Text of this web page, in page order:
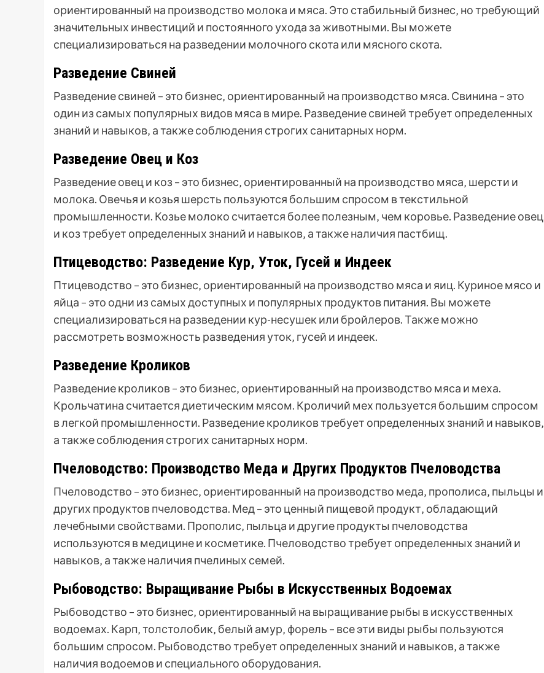
ориентированный на производство молока и мяса. Это стабильный бизнес‚ но требующий
значительных инвестиций и постоянного ухода за животными. Вы можете
специализироваться на разведении молочного скота или мясного скота.
Разведение Свиней
Разведение свиней – это бизнес‚ ориентированный на производство мяса. Свинина – это
один из самых популярных видов мяса в мире. Разведение свиней требует определенных
знаний и навыков‚ а также соблюдения строгих санитарных норм.
Разведение Овец и Коз
Разведение овец и коз – это бизнес‚ ориентированный на производство мяса‚ шерсти и
молока. Овечья и козья шерсть пользуются большим спросом в текстильной
промышленности. Козье молоко считается более полезным‚ чем коровье. Разведение овец
и коз требует определенных знаний и навыков‚ а также наличия пастбищ.
Птицеводство: Разведение Кур‚ Уток‚ Гусей и Индеек
Птицеводство – это бизнес‚ ориентированный на производство мяса и яиц. Куриное мясо и
яйца – это одни из самых доступных и популярных продуктов питания. Вы можете
специализироваться на разведении кур-несушек или бройлеров. Также можно
рассмотреть возможность разведения уток‚ гусей и индеек.
Разведение Кроликов
Разведение кроликов – это бизнес‚ ориентированный на производство мяса и меха.
Крольчатина считается диетическим мясом. Кроличий мех пользуется большим спросом
в легкой промышленности. Разведение кроликов требует определенных знаний и навыков‚
а также соблюдения строгих санитарных норм.
Пчеловодство: Производство Меда и Других Продуктов Пчеловодства
Пчеловодство – это бизнес‚ ориентированный на производство меда‚ прополиса‚ пыльцы и
других продуктов пчеловодства. Мед – это ценный пищевой продукт‚ обладающий
лечебными свойствами. Прополис‚ пыльца и другие продукты пчеловодства
используются в медицине и косметике. Пчеловодство требует определенных знаний и
навыков‚ а также наличия пчелиных семей.
Рыбоводство: Выращивание Рыбы в Искусственных Водоемах
Рыбоводство – это бизнес‚ ориентированный на выращивание рыбы в искусственных
водоемах. Карп‚ толстолобик‚ белый амур‚ форель – все эти виды рыбы пользуются
большим спросом. Рыбоводство требует определенных знаний и навыков‚ а также
наличия водоемов и специального оборудования.